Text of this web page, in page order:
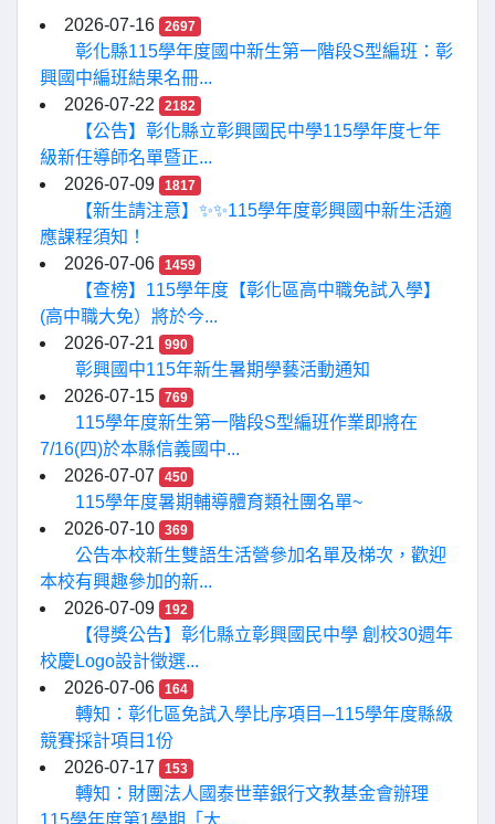
2026-07-16 2697
彰化縣115學年度國中新生第一階段S型編班：彰
興國中編班結果名冊...
2026-07-22
2182
【公告】彰化縣立彰興國民中學115學年度七年
級新任導師名單暨正...
2026-07-09
1817
【新生請注意】✨✨115學年度彰興國中新生活適
應課程須知！
2026-07-06
1459
【查榜】115學年度【彰化區高中職免試入學】
(高中職大免）將於今...
2026-07-21
990
彰興國中115年新生暑期學藝活動通知
2026-07-15
769
115學年度新生第一階段S型編班作業即將在
7/16(四)於本縣信義國中...
2026-07-07
450
115學年度暑期輔導體育類社團名單~
2026-07-10
369
公告本校新生雙語生活營參加名單及梯次，歡迎
本校有興趣參加的新...
2026-07-09
192
【得獎公告】彰化縣立彰興國民中學 創校30週年
校慶Logo設計徵選...
2026-07-06
164
轉知：彰化區免試入學比序項目─115學年度縣級
競賽採計項目1份
2026-07-17
153
轉知：財團法人國泰世華銀行文教基金會辦理
115學年度第1學期「大...